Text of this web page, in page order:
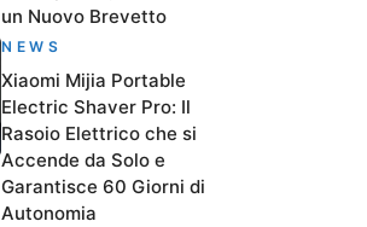
un Nuovo Brevetto
NEWS
Xiaomi Mijia Portable
Electric Shaver Pro: Il
Rasoio Elettrico che si
Accende da Solo e
Garantisce 60 Giorni di
Autonomia